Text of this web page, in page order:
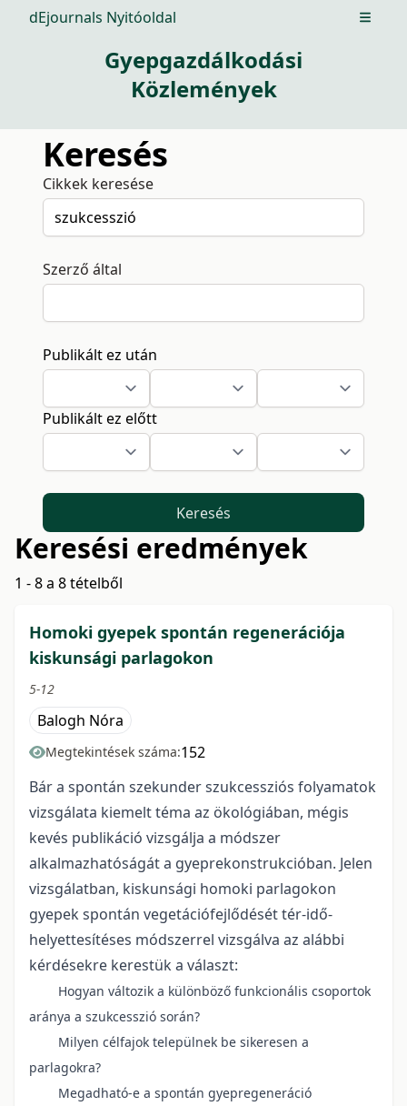
dEjournals Nyitóoldal Open
Gyepgazdálkodási
Közlemények
Keresés
Cikkek keresése
Szerző által
Publikált ez után
Publikált ez előtt
Keresés
Keresési eredmények
1 - 8 a 8 tételből
Homoki gyepek spontán regenerációja
kiskunsági parlagokon
5-12
Balogh Nóra
Megtekintések száma:152
Bár a spontán szekunder szukcessziós folyamatok
vizsgálata kiemelt téma az ökológiában, mégis
kevés publikáció vizsgálja a módszer
alkalmazhatóságát a gyeprekonstrukcióban. Jelen
vizsgálatban, kiskunsági homoki parlagokon
gyepek spontán vegetációfejlődését tér-idő-
helyettesítéses módszerrel vizsgálva az alábbi
kérdésekre kerestük a választ:
Hogyan változik a különböző funkcionális csoportok
aránya a szukcesszió során?
Milyen célfajok települnek be sikeresen a
parlagokra?
Megadható-e a spontán gyepregeneráció